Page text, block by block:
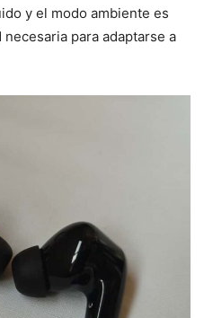
y el modo ambiente es
para adaptarse a